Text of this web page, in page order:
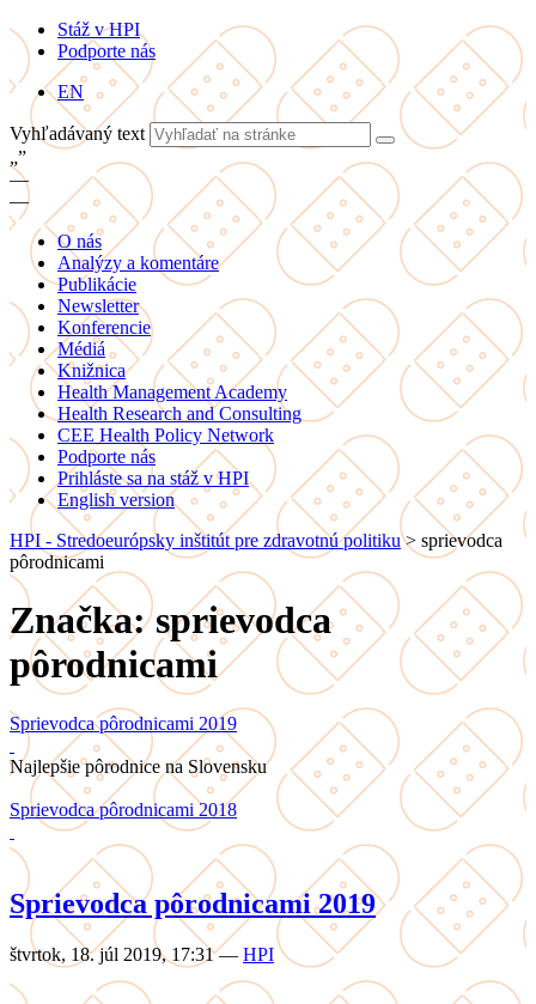
Stáž v HPI
Podporte nás
EN
Vyhľadávaný text
„”
—
—
O nás
Analýzy a komentáre
Publikácie
Newsletter
Konferencie
Médiá
Knižnica
Health Management Academy
Health Research and Consulting
CEE Health Policy Network
Podporte nás
Prihláste sa na stáž v HPI
English version
HPI - Stredoeurópsky inštitút pre zdravotnú politiku> sprievodca
pôrodnicami
Značka: sprievodca
pôrodnicami
Sprievodca pôrodnicami 2019
Najlepšie pôrodnice na Slovensku
Sprievodca pôrodnicami 2018
Sprievodca pôrodnicami 2019
štvrtok, 18. júl 2019, 17:31 — HPI